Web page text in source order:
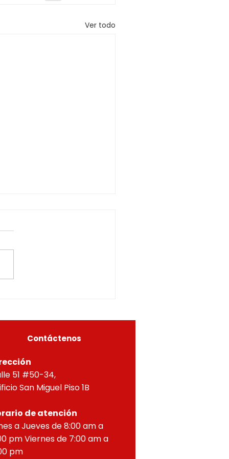
Ver todo
0226OF- 224
URBANO
concordantes, hace
que según ra
Contáctenos
51 #50-34,
San Miguel Piso 1B
de atención
a Jueves de 8:00 am a
pm Viernes de 7:00 am a
pm